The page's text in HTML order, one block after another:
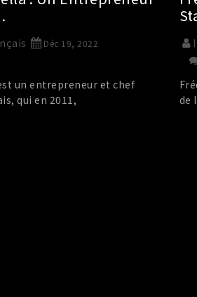
Déc 19, 2022
un entrepreneur et chef
qui en 2011,
de